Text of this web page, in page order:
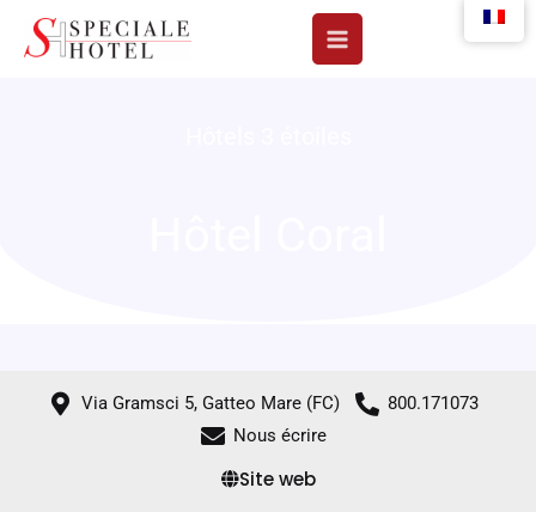
Via Gramsci 5, Gatteo Mare (FC)
800.171073
Nous écrire
Site web